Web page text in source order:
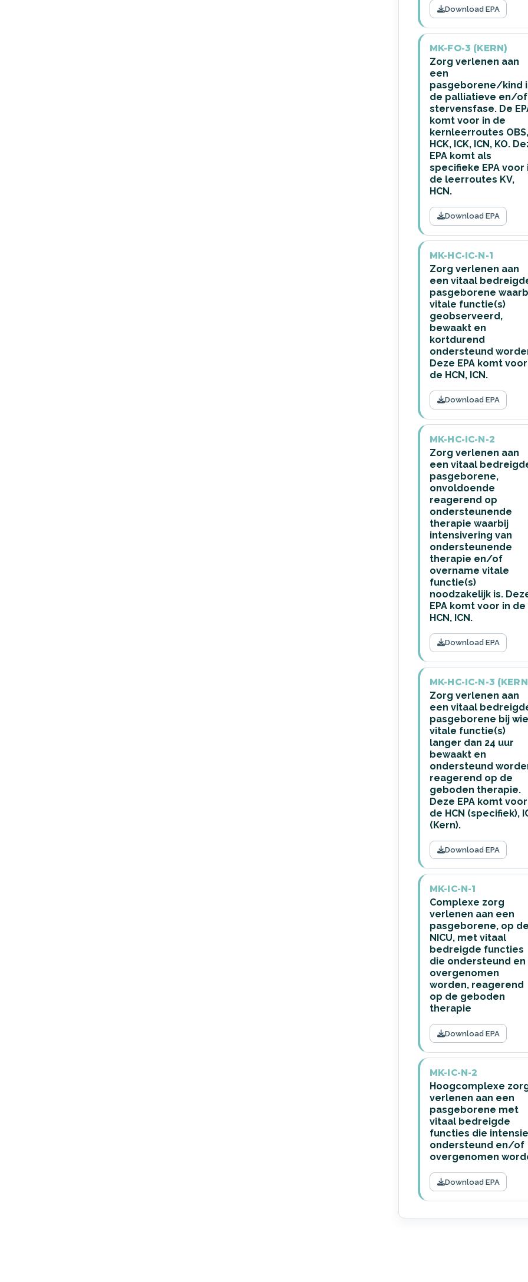
Download EPA
MK-FO-3 (KERN)
Zorg verlenen aan
een
pasgeborene/kind
de palliatieve en/of
stervensfase. De
komt voor in de
kernleerroutes OBS,
HCK, ICK, ICN, KO.
EPA komt als
specifieke EPA voor
de leerroutes KV,
HCN.
Download EPA
MK-HC-IC-N-1
Zorg verlenen aan
een vitaal
pasgeborene
vitale functie(s)
geobserveerd,
bewaakt en
kortdurend
ondersteund
Deze EPA komt
de HCN, ICN.
Download EPA
MK-HC-IC-N-2
Zorg verlenen aan
een vitaal
pasgeborene,
onvoldoende
reagerend op
ondersteunende
therapie waarbij
intensivering van
ondersteunende
therapie en/of
overname vitale
functie(s)
noodzakelijk is.
EPA komt voor in de
HCN, ICN.
Download EPA
MK-HC-IC-N-3
Zorg verlenen aan
een vitaal
pasgeborene bij wie
vitale functie(s)
langer dan 24 uur
bewaakt en
ondersteund
reagerend op de
geboden therapie.
Deze EPA komt
de HCN (specifiek),
(Kern).
Download EPA
MK-IC-N-1
Complexe zorg
verlenen aan een
pasgeborene, op de
NICU, met vitaal
bedreigde functies
die ondersteund
overgenomen
worden, reagerend
op de geboden
therapie
Download EPA
MK-IC-N-2
Hoogcomplexe
verlenen aan een
pasgeborene met
vitaal bedreigde
functies die
ondersteund en/of
overgenomen
Download EPA